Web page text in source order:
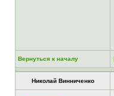
Вернуться к началу
Николай Винниченко